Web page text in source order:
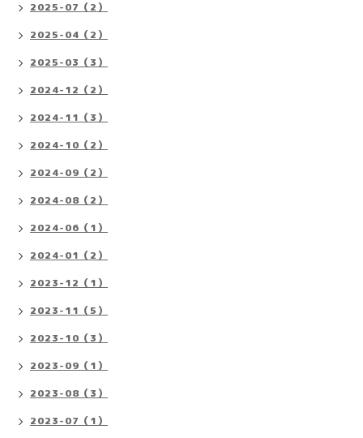
2025-07（2）
2025-04（2）
2025-03（3）
2024-12（2）
2024-11（3）
2024-10（2）
2024-09（2）
2024-08（2）
2024-06（1）
2024-01（2）
2023-12（1）
2023-11（5）
2023-10（3）
2023-09（1）
2023-08（3）
2023-07（1）